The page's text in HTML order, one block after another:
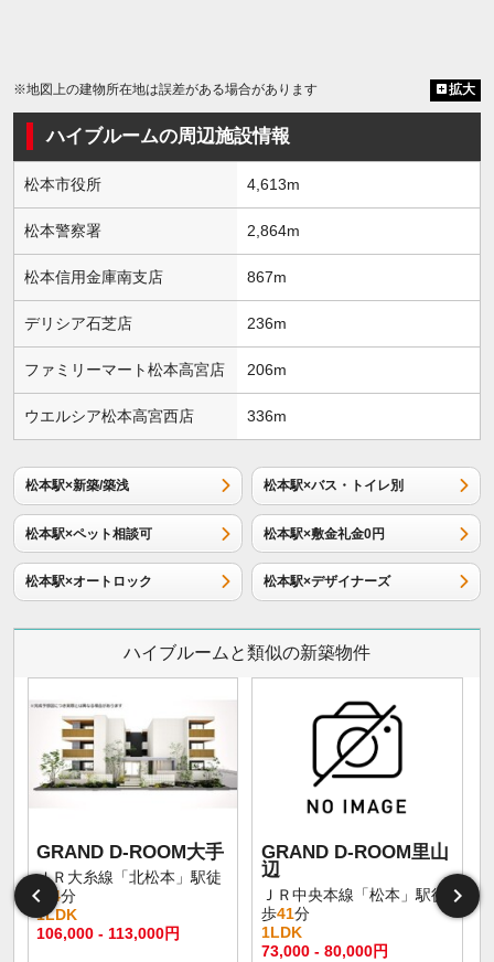
※地図上の建物所在地は誤差がある場合があります 拡大
ハイブルームの周辺施設情報
松本市役所 4,613m
松本警察署 2,864m
松本信用金庫南支店 867m
デリシア石芝店 236m
ファミリーマート松本高宮店 206m
ウエルシア松本高宮西店 336m
松本駅×新築/築浅 松本駅×バス・トイレ別
松本駅×ペット相談可 松本駅×敷金礼金0円
松本駅×オートロック 松本駅×デザイナーズ
ハイブルームと類似の新築物件
GRAND D-ROOM大手
ＪＲ大糸線「北松本」駅徒
歩
4分
1LDK
106,000 - 113,000円
GRAND D-ROOM里山
辺
ＪＲ中央本線「松本」駅徒
歩41分
1LDK
73,000 - 80,000円